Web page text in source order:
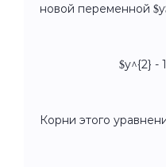
новой переменной
$y^{2} -
Корни этого